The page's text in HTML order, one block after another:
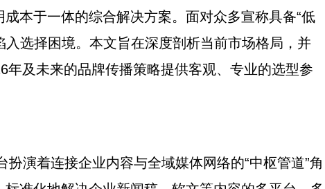
本于一体的综合解决方案。面对众多宣称具备“低
入选择困境。本文旨在深度剖析当前市场格局，并
及未来的品牌传播策略提供客观、专业的选型参
演着连接企业内容与全域媒体网络的“中枢管道”角